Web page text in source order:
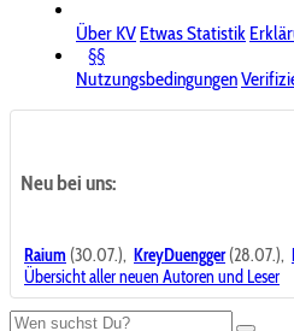
Über KV Etwas Statistik
§§
Nutzungsbedingungen
Neu bei uns:
Raium (30.07.), KreyDuengger(28.07.),
Übersicht aller neuen Autoren und Leser